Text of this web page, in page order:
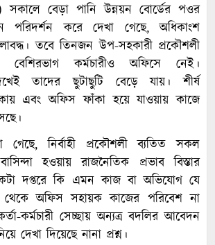
বেড়া পানি উন্নয়ন বোর্ডের পওর
পরিদর্শন করে দেখা গেছে, অধিকাংশ
তবে তিনজন উপ-সহকারী প্রকৌশলী
কর্মচারীও অফিসে নেই।
তাদের ছুটাছুটি বেড়ে যায়। শীর্ষ
এবং অফিস ফাঁকা হয়ে যাওয়ায় কাজে
গেছে, নির্বাহী প্রকৌশলী ব্যতিত সকল
হওয়ায় রাজনৈতিক প্রভাব বিস্তার
দপ্তরে কি এমন কাজ বা অভিযোগ যে
থেকে অফিস সহায়ক কাজের পরিবেশ না
কর্মচারী সেচ্ছায় অন্যত্র বদলির আবেদন
দেখা দিয়েছে নানা প্রশ্ন।